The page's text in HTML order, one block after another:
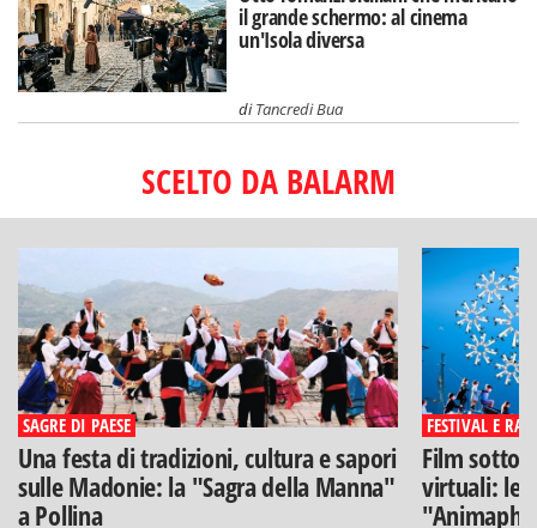
il grande schermo: al cinema
un'Isola diversa
diTancredi Bua
SCELTO DA BALARM
SAGRE DI PAESE
Una festa di tradizioni, cultura e sapori
sulle Madonie: la "Sagra della Manna"
a Pollina
FESTIVAL E
Film sotto
virtuali: le